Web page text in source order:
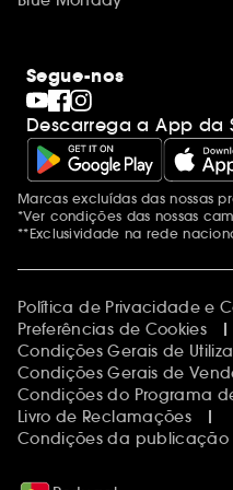
Segue-nos
Descarrega a App da
Menções adicionais
Marcas excluídas das nossas
*Ver condições das nossas
**Exclusividade na rede
Política de Privacidade e
Preferências de Cookies
Condições Gerais de
Condições Gerais de
Condições do Programa
Livro de Reclamações
Condições da publicação